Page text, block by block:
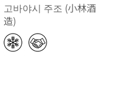
고바야시 주조 (小林酒
造)